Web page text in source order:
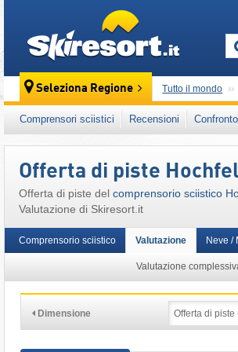
Seleziona Regione Tutto il mondo
Questo
Europa Centrale
Comprensori sciistici Recensioni Confronto
Offerta di piste
Offerta di piste del comprensorio sciistico
Valutazione di Skiresort.it
Comprensorio sciistico Valutazione
Valutazione
Neve /
Dimensione